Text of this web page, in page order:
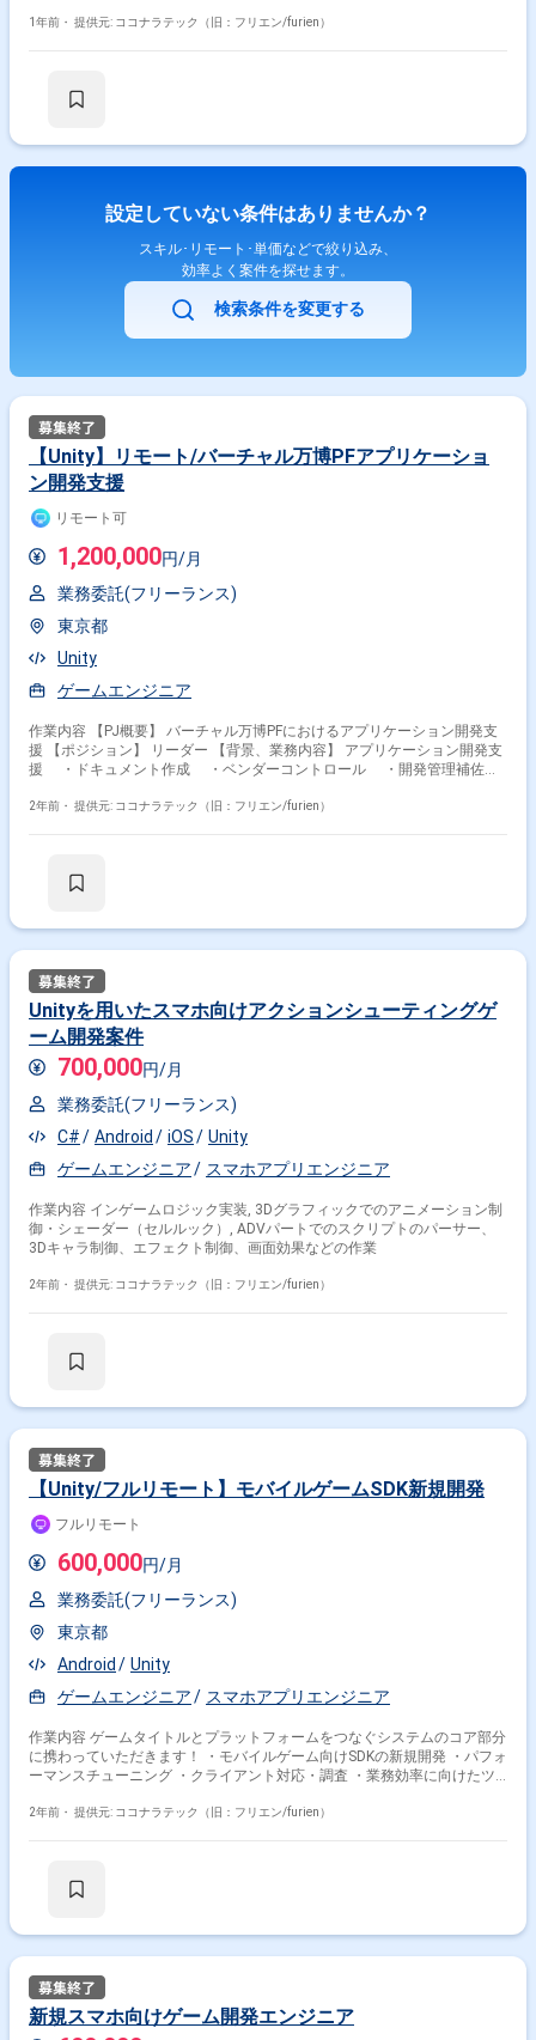
1年前・ 提供元: ココナラテック（旧：フリエン/furien）
設定していない条件はありませんか？
スキル･リモート･単価などで絞り込み、
効率よく案件を探せます。
検索条件を変更する
【Unity】リモート/バーチャル万博PFアプリケーショ
ン開発支援
リモート可
1,200,000円/月
業務委託(フリーランス)
東京都
Unity
ゲームエンジニア
作業内容 【PJ概要】 バーチャル万博PFにおけるアプリケーション開発支
援 【ポジション】 リーダー 【背景、業務内容】 アプリケーション開発支
援 ・ドキュメント作成 ・ベンダーコントロール ・開発管理補佐
ト可 【面談回数/面談者】 2回 【金額】 120万/月(税別) ※スキル見合い
2年前・ 提供元: ココナラテック（旧：フリエン/furien）
Unityを用いたスマホ向けアクションシューティングゲ
ーム開発案件
700,000円/月
業務委託(フリーランス)
C#
Android iOS
Unity
ゲームエンジニア
スマホアプリエンジニア
作業内容 インゲームロジック実装, 3Dグラフィックでのアニメーション制
御・シェーダー（セルルック）, ADVパートでのスクリプトのパーサー、
3Dキャラ制御、エフェクト制御、画面効果などの作業
2年前・ 提供元: ココナラテック（旧：フリエン/furien）
【Unity/フルリモート】モバイルゲームSDK新規開発
フルリモート
600,000円/月
業務委託(フリーランス)
東京都
Android
Unity
ゲームエンジニア
スマホアプリエンジニア
作業内容 ゲームタイトルとプラットフォームをつなぐシステムのコア部分
に携わっていただきます！ ・モバイルゲーム向けSDKの新規開発 ・パフォ
ーマンスチューニング ・クライアント対応・調査 ・業務効率に向けたツ
2年前・ 提供元: ココナラテック（旧：フリエン/furien）
新規スマホ向けゲーム開発エンジニア